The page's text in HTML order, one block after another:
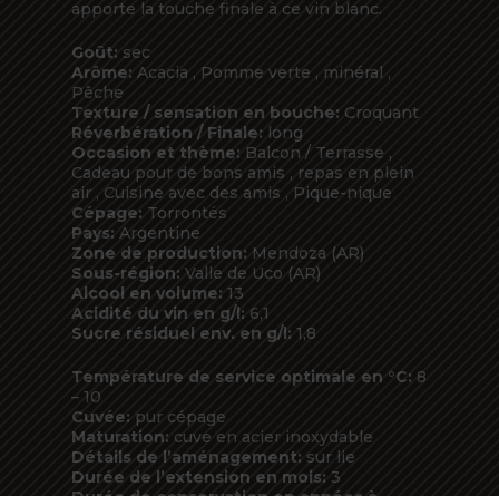
apporte la touche finale à ce vin blanc.
Goût: sec
Arôme: Acacia , Pomme verte , minéral ,
Pêche
Texture / sensation en bouche: Croquant
Réverbération / Finale: long
Occasion et thème: Balcon / Terrasse ,
Cadeau pour de bons amis , repas en plein
air , Cuisine avec des amis , Pique-nique
Cépage: Torrontés
Pays: Argentine
Zone de production: Mendoza (AR)
Sous-région: Valle de Uco (AR)
Alcool en volume: 13
Acidité du vin en g/l: 6,1
Sucre résiduel env. en g/l: 1,8
Température de service optimale en °C: 8
– 10
Cuvée: pur cépage
Maturation: cuve en acier inoxydable
Détails de l’aménagement: sur lie
Durée de l’extension en mois: 3